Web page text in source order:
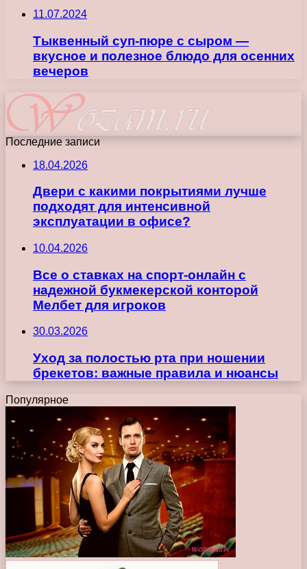
11.07.2024
Тыквенный суп-пюре с сыром —
вкусное и полезное блюдо для осенних
вечеров
Последние записи
18.04.2026
Двери с какими покрытиями лучше
подходят для интенсивной
эксплуатации в офисе?
10.04.2026
Все о ставках на спорт-онлайн с
надежной букмекерской конторой
Мелбет для игроков
30.03.2026
Уход за полостью рта при ношении
брекетов: важные правила и нюансы
Популярное